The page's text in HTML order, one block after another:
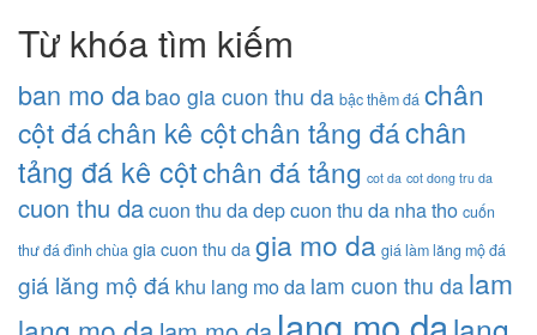
Từ khóa tìm kiếm
ban mo da bao gia cuon thu da bậc thềm đá chân
cột đáchân kê cộtchân tảng đáchân
tảng đá kê cộtchân đá tảng cot da cot dong tru da
cuon thu dacuon thu da depcuon thu da nha tho cuốn
thư đá đình chùa gia cuon thu da gia mo da giá làm lăng mộ đá
giá lăng mộ đá khu lang mo da lam cuon thu da lam